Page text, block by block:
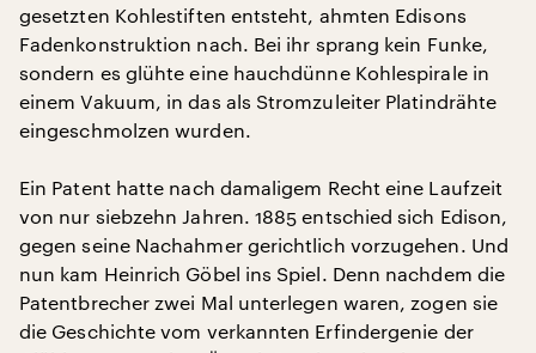
gesetzten Kohlestiften entsteht, ahmten Edisons
Fadenkonstruktion nach. Bei ihr sprang kein Funke,
sondern es glühte eine hauchdünne Kohlespirale in
einem Vakuum, in das als Stromzuleiter Platindrähte
eingeschmolzen wurden.
Ein Patent hatte nach damaligem Recht eine Laufzeit
von nur siebzehn Jahren. 1885 entschied sich Edison,
gegen seine Nachahmer gerichtlich vorzugehen. Und
nun kam Heinrich Göbel ins Spiel. Denn nachdem die
Patentbrecher zwei Mal unterlegen waren, zogen sie
die Geschichte vom verkannten Erfindergenie der